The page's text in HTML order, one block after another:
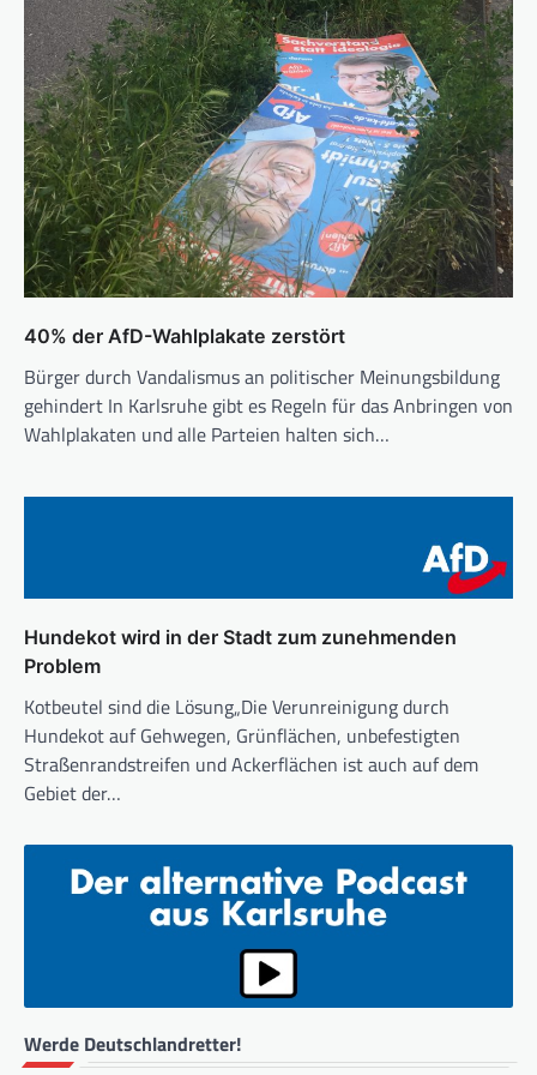
40% der AfD-Wahlplakate zerstört
Bürger durch Vandalismus an politischer Meinungsbildung
gehindert In Karlsruhe gibt es Regeln für das Anbringen von
Wahlplakaten und alle Parteien halten sich…
Hundekot wird in der Stadt zum zunehmenden
Problem
Kotbeutel sind die Lösung„Die Verunreinigung durch
Hundekot auf Gehwegen, Grünflächen, unbefestigten
Straßenrandstreifen und Ackerflächen ist auch auf dem
Gebiet der…
Werde Deutschlandretter!